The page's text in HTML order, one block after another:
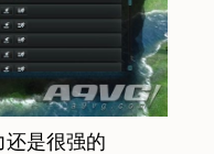
还是很强的